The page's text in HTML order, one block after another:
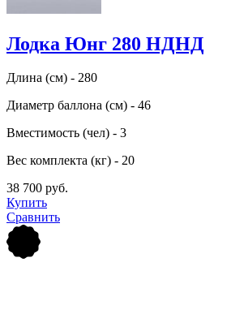
Лодка Юнг 280 НДНД
Длина (см) - 280
Диаметр баллона (см) - 46
Вместимость (чел) - 3
Вес комплекта (кг) - 20
38 700 руб.
Купить
Сравнить